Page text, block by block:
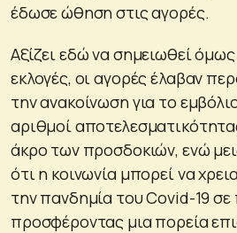
έδωσε ώθηση στις αγορές.
Αξίζει εδώ να σημειωθεί όμως
εκλογές, οι αγορές έλαβαν
την ανακοίνωση για το
αριθμοί
άκρο των προσδοκιών, ενώ
ότι η κοινωνία μπορεί να
την πανδημία του Covid-19 σε
προσφέροντας μια πορεία